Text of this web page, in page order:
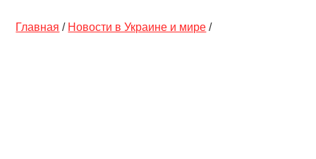
Главная / Новости в Украине и мире /